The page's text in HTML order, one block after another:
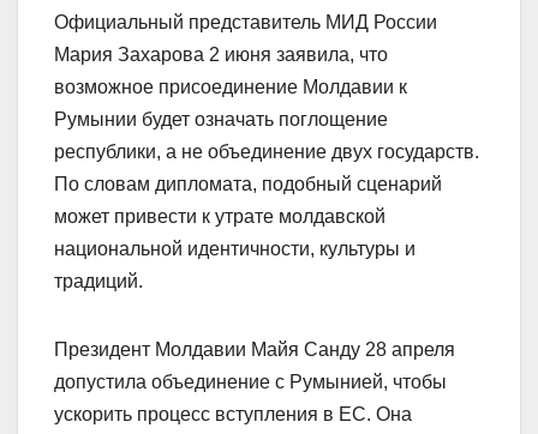
Официальный представитель МИД России
Мария Захарова 2 июня заявила, что
возможное присоединение Молдавии к
Румынии будет означать поглощение
республики, а не объединение двух государств.
По словам дипломата, подобный сценарий
может привести к утрате молдавской
национальной идентичности, культуры и
традиций.
Президент Молдавии Майя Санду 28 апреля
допустила объединение с Румынией, чтобы
ускорить процесс вступления в ЕС. Она